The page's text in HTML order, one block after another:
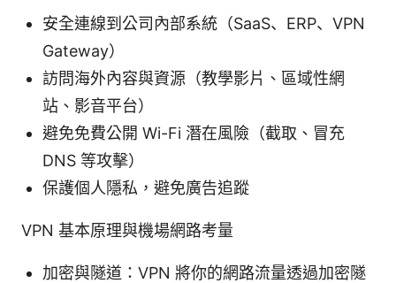
安全連線到公司內部系統（SaaS、ERP、VPN
Gateway）
訪問海外內容與資源（教學影片、區域性網
站、影音平台）
避免免費公開 Wi-Fi 潛在風險（截取、冒充
DNS 等攻擊）
保護個人隱私，避免廣告追蹤
VPN 基本原理與機場網路考量
加密與隧道：VPN 將你的網路流量透過加密隧